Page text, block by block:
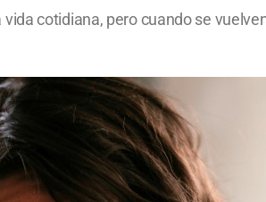
cotidiana, pero cuando se